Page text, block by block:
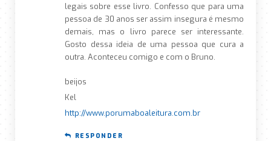
legais sobre esse livro. Confesso que para uma
pessoa de 30 anos ser assim insegura é mesmo
demais, mas o livro parece ser interessante.
Gosto dessa ideia de uma pessoa que cura a
outra. Aconteceu comigo e com o Bruno.
beijos
Kel
http://www.porumaboaleitura.com.br
RESPONDER